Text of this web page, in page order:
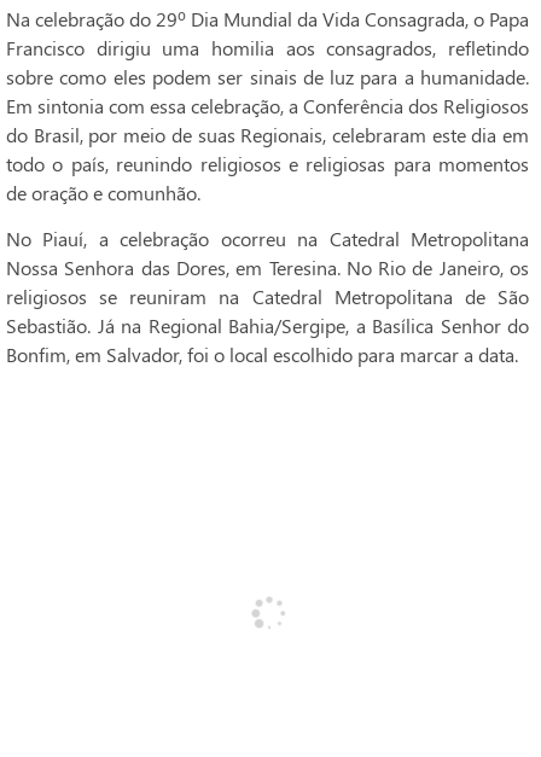
Na celebração do 29º Dia Mundial da Vida Consagrada, o Papa
Francisco dirigiu uma homilia aos consagrados, refletindo
sobre como eles podem ser sinais de luz para a humanidade.
Em sintonia com essa celebração, a Conferência dos Religiosos
do Brasil, por meio de suas Regionais, celebraram este dia em
todo o país, reunindo religiosos e religiosas para momentos
de oração e comunhão.
No Piauí, a celebração ocorreu na Catedral Metropolitana
Nossa Senhora das Dores, em Teresina. No Rio de Janeiro, os
religiosos se reuniram na Catedral Metropolitana de São
Sebastião. Já na Regional Bahia/Sergipe, a Basílica Senhor do
Bonfim, em Salvador, foi o local escolhido para marcar a data.